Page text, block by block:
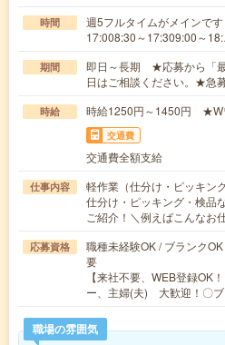
時間
週5フルタイムがメインで
17:008:30～17:309:00～
期間
即日～長期 ★応募から「
日はご相談ください。★急
時給 時給1250円～1450円 ★W
交通費
交通費全額支給
仕事内容
軽作業（仕分け・ピッキン
仕分け・ピッキング・検品
ご紹介！＼例えばこんな
応募資格
職種未経験OK / ブランク
要
【来社不要、WEB登録OK
ー、主婦(夫) 大歓迎！〇
職場の雰囲気